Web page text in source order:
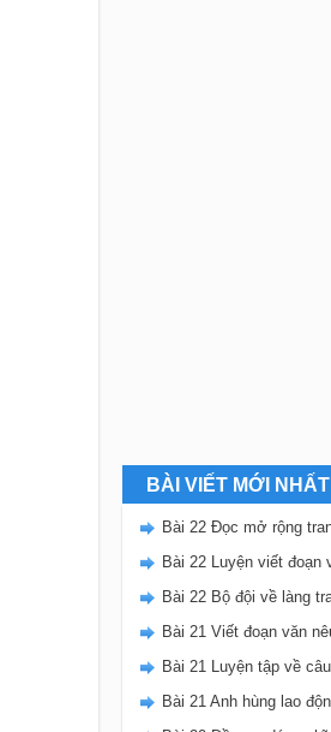
BÀI VIẾT MỚI NHẤT